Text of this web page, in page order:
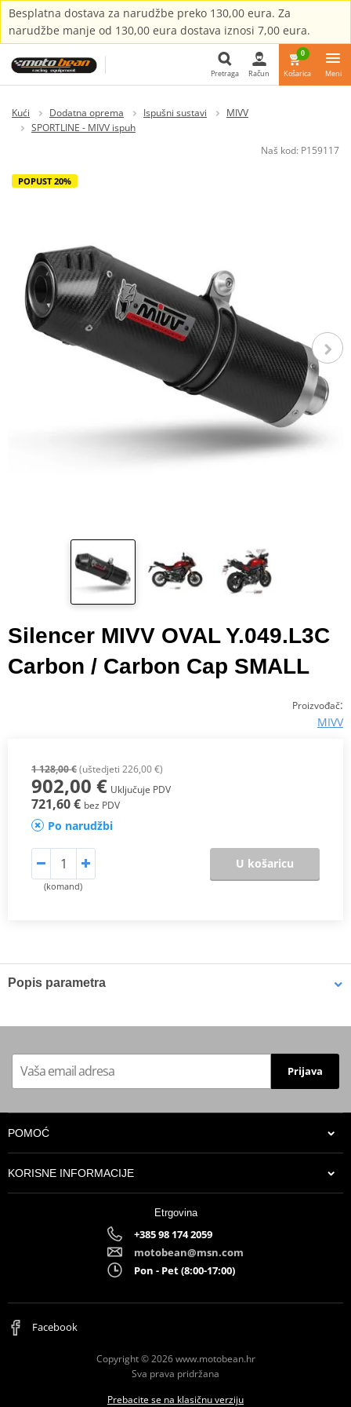
Besplatna dostava za narudžbe preko 130,00 eura. Za
narudžbe manje od 130,00 eura dostava iznosi 7,00 eura.
Pretraga Račun
0
Košarica Meni
Kući Dodatna oprema Ispušni sustavi
MIVV
SPORTLINE - MIVV ispuh
Naš kod: P159117
POPUST 20%
Silencer MIVV OVAL Y.049.L3C
Carbon / Carbon Cap SMALL
Proizvođač:
MIVV
1 128,00 €(uštedjeti 226,00 €)
902,00 € Uključuje PDV
721,60 € bez PDV
Po narudžbi
(komand)
U košaricu
Popis parametra
Technical info
APPROVAL
ORIGINAL
optional kat ACC.033.A1 // "K" in
place of "L"
Prijava
POMOĆ
KORISNE INFORMACIJE
Etrgovina
+385 98 174 2059
motobean@msn.com
Pon - Pet (8:00-17:00)
Facebook
Copyright © 2026 www.motobean.hr
Sva prava pridržana
Prebacite se na klasičnu verziju